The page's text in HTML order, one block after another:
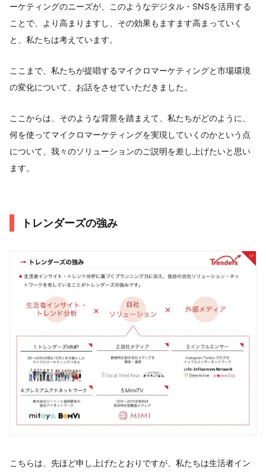
ーケティングのニーズが、このようなデジタル・SNSを活用する
ことで、より高まりますし、その効果もますます高まっていく
と、私たちは考えています。
ここまで、私たちが提唱するマイクロマーケティングと市場環境
の変化について、お話をさせていただきました。
ここからは、そのような背景を踏まえて、私たちがどのように、
何を使ってマイクロマーケティングを実現していくのかという点
について、我々のソリューションのご説明を差し上げたいと思い
ます。
トレンダーズの強み
こちらは、先ほど申し上げたとおりですが、私たちは生活者イン